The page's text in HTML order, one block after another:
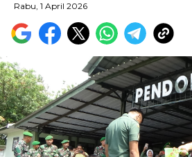
Rabu, 1 April 2026